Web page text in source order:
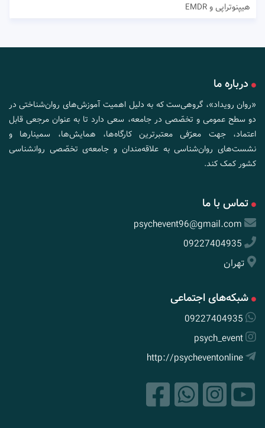
هیپنوتراپی و EMDR
درباره ما
«روان رویداد»، گروهی‌ست که به دلیل اهمیت آموزش‌های روان‌شناختی در
دو سطح عمومی و تخصّصی در جامعه، سعی دارد تا به عنوان مرجعی قابل
اعتماد، جهت معرّفی معتبرترین کارگاه‌ها، همایش‌ها، سمینارها و
نشست‌های روان‌شناسی به علاقه‌مندان و جامعه‌ی تخصّصی روانشناسی
کشور کمک کند.
تماس با ما
psychevent96@gmail.com
09227404935
تهران
شبکه‌های اجتماعی
09227404935
psych_event
http://psycheventonline